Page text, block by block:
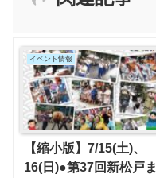
イベント情報
【縮小版】7/15(土)、
16(日)●第37回新松戸ま